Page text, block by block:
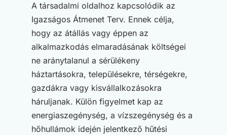
A társadalmi oldalhoz kapcsolódik az
Igazságos Átmenet Terv. Ennek célja,
hogy az átállás vagy éppen az
alkalmazkodás elmaradásának költségei
ne aránytalanul a sérülékeny
háztartásokra, településekre, térségekre,
gazdákra vagy kisvállalkozásokra
háruljanak. Külön figyelmet kap az
energiaszegénység, a vízszegénység és a
hőhullámok idején jelentkező hűtési